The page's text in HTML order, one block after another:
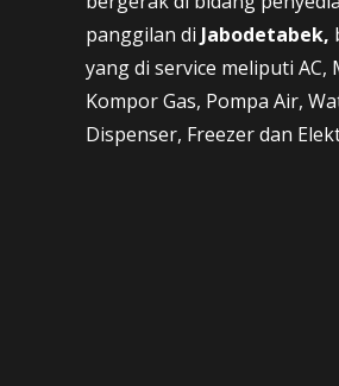
panggilan di Jabodetabek,
yang di service meliputi AC,
Kompor Gas, Pompa Air,
Dispenser, Freezer dan